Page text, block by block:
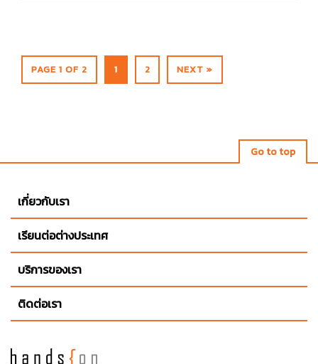
PAGE 1 OF 2 1 2 NEXT »
Go to top
เกี่ยวกับเรา
เรียนต่อต่างประเทศ
บริการของเรา
ติดต่อเรา